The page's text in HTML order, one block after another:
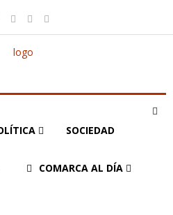
SOCIEDAD
COMARCA AL DÍA